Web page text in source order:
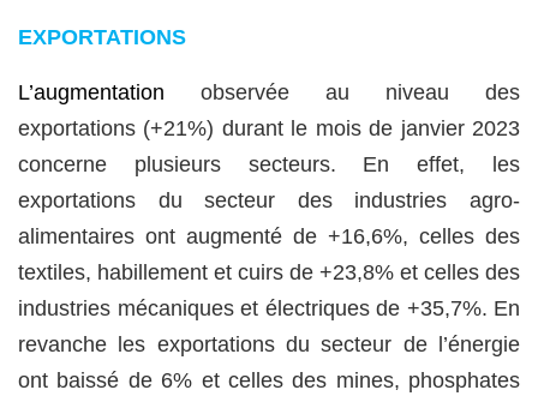
EXPORTATIONS
L’augmentation observée au niveau des
exportations (+21%) durant le mois de janvier 2023
concerne plusieurs secteurs. En effet, les
exportations du secteur des industries agro-
alimentaires ont augmenté de +16,6%, celles des
textiles, habillement et cuirs de +23,8% et celles des
industries mécaniques et électriques de +35,7%. En
revanche les exportations du secteur de l’énergie
ont baissé de 6% et celles des mines, phosphates